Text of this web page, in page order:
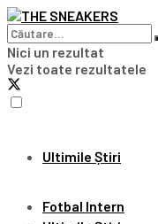
Nici un rezultat
Vezi toate rezultatele
Ultimile Știri
Fotbal Intern